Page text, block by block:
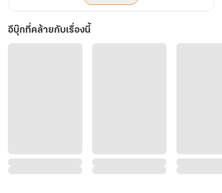
แม่ปิ่นอดีตเคยเป็นพี่เลี้ยงให้ลูกดารา อายุ 24 ปี
ส่วนเด็กหญิงปลายฝนนั้นชีเป็นนางเงือกน้อย (อายุ 3 ขวบครึ่ง)
2. เรื่อง ของแถมจากรุ่นพี่ และ ของฟรีจากรุ่นน้อง เขียนโดย รันนารา (มี
E-book แล้ว)
อีบุ๊กที่คล้ายกับเรื่องนี้